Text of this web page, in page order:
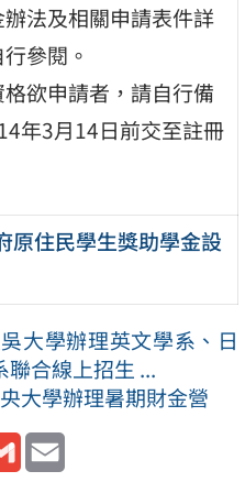
法及相關申請表件詳
參閱。
欲申請者，請自行備
年3月14日前交至註冊
原住民學生獎助學金設
大學辦理英文學系、日
合線上招生 ...
大學辦理暑期財金營
Gmail